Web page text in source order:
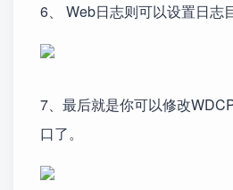
6、 Web日志则可以设置日志
7、最后就是你可以修改
口了。